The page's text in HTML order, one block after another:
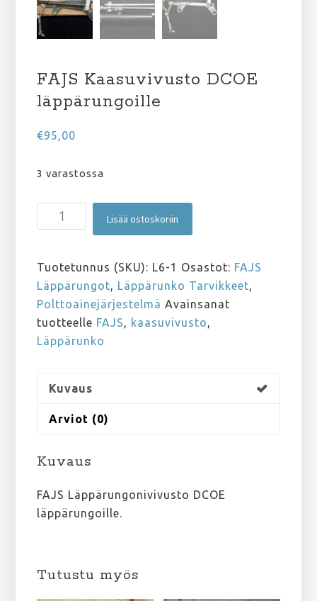
FAJS Kaasuvivusto DCOE
läppärungoille
€95,00
3 varastossa
FAJS
Kaasuvivusto
läppärungoille
määrä
Lisää ostoskoriin
Tuotetunnus (SKU): L6-1 Osastot: FAJS
Läppärungot, Läppärunko Tarvikkeet,
Polttoainejärjestelmä Avainsanat
tuotteelle FAJS, kaasuvivusto,
Läppärunko
Kuvaus
Arviot (0)
Kuvaus
FAJS Läppärungonivivusto DCOE
läppärungoille.
Tutustu myös